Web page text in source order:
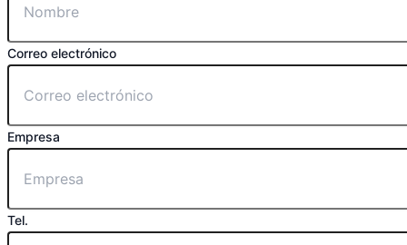
Correo electrónico
Empresa
Tel.